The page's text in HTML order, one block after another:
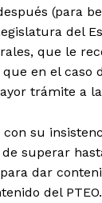
(para
del
que le
en el
trámite a
su
superar
dar
del PTEO.